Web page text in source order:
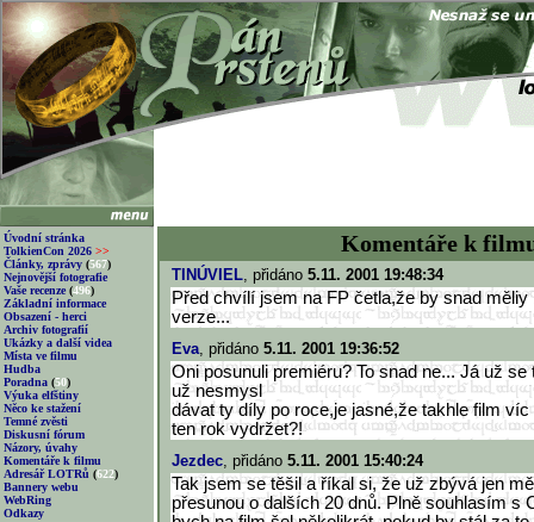
Úvodní stránka
TolkienCon 2026 >>
Články, zprávy (567)
Nejnovější fotografie
Vaše recenze (496)
Základní informace
Obsazení - herci
Archiv fotografií
Ukázky a další videa
Místa ve filmu
Hudba
Poradna (50)
Výuka elfštiny
Něco ke stažení
Temné zvěsti
Diskusní fórum
Názory, úvahy
Komentáře k filmu
Adresář LOTRů (622)
Bannery webu
WebRing
Odkazy
Komentáře k
TINÚVIEL, přidáno 5.11. 2001 19:48:34
Před chvílí jsem na FP četla,že by snad měliy
verze...
Eva, přidáno 5.11. 2001 19:36:52
Oni posunuli premiéru? To snad ne... Já už
už nesmysl
dávat ty díly po roce,je jasné,že takhle film
ten rok vydržet?!
Jezdec, přidáno 5.11. 2001 15:40:24
Tak jsem se těšil a říkal si, že už zbývá jen
přesunou o dalších 20 dnů. Plně souhlasím s